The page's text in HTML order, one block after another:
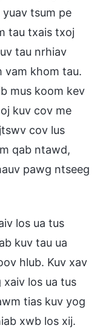
tsum pe
tau txais txoj
tau nrhiav
vam khom tau.
mus koom kev
kuv cov me
cov lus
qab ntawd,
pawg ntseeg
los ua tus
kuv tau ua
hlub. Kuv xav
xaiv los ua tus
tias kuv yog
xwb los xij.